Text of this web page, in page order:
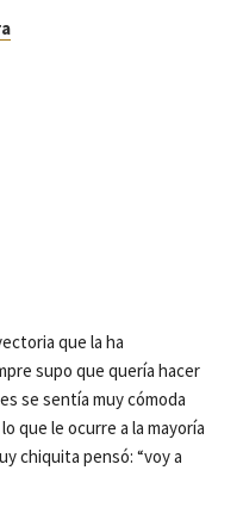
que la ha
supo que quería hacer
se sentía muy cómoda
que le ocurre a la mayoría
chiquita pensó: “voy a